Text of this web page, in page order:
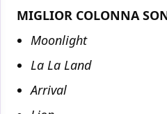
MIGLIOR COLONNA
Moonlight
La La Land
Arrival